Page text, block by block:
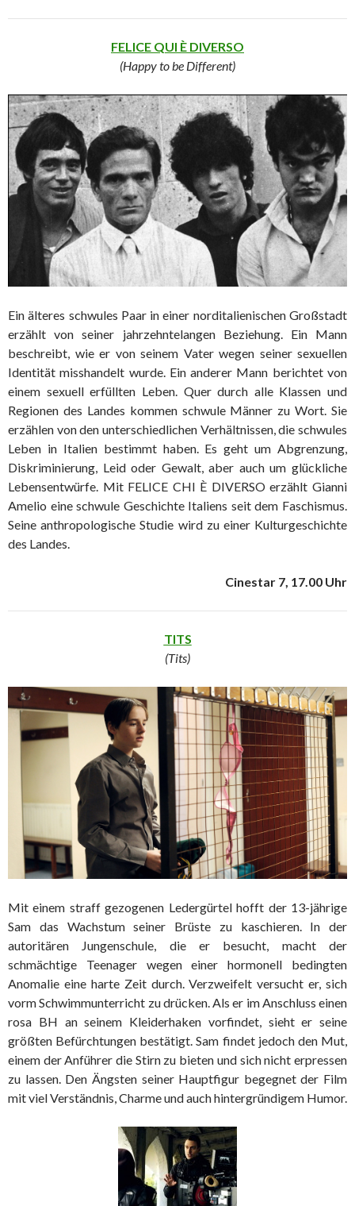
FELICE QUI È DIVERSO
(Happy to be Different)
Ein älteres schwules Paar in einer norditalienischen Großstadt
erzählt von seiner jahrzehntelangen Beziehung. Ein Mann
beschreibt, wie er von seinem Vater wegen seiner sexuellen
Identität misshandelt wurde. Ein anderer Mann berichtet von
einem sexuell erfüllten Leben. Quer durch alle Klassen und
Regionen des Landes kommen schwule Männer zu Wort. Sie
erzählen von den unterschiedlichen Verhältnissen, die schwules
Leben in Italien bestimmt haben. Es geht um Abgrenzung,
Diskriminierung, Leid oder Gewalt, aber auch um glückliche
Lebensentwürfe. Mit FELICE CHI È DIVERSO erzählt Gianni
Amelio eine schwule Geschichte Italiens seit dem Faschismus.
Seine anthropologische Studie wird zu einer Kulturgeschichte
des Landes.
Cinestar 7, 17.00 Uhr
TITS
(Tits)
Mit einem straff gezogenen Ledergürtel hofft der 13-jährige
Sam das Wachstum seiner Brüste zu kaschieren. In der
autoritären Jungenschule, die er besucht, macht der
schmächtige Teenager wegen einer hormonell bedingten
Anomalie eine harte Zeit durch. Verzweifelt versucht er, sich
vorm Schwimmunterricht zu drücken. Als er im Anschluss einen
rosa BH an seinem Kleiderhaken vorfindet, sieht er seine
größten Befürchtungen bestätigt. Sam findet jedoch den Mut,
einem der Anführer die Stirn zu bieten und sich nicht erpressen
zu lassen. Den Ängsten seiner Hauptfigur begegnet der Film
mit viel Verständnis, Charme und auch hintergründigem Humor.